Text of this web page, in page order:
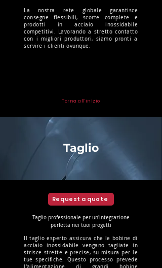
La nostra rete globale garantisce
consegne flessibili, scorte complete e
prodotti in acciaio inossidabile
competitivi. Lavorando a stretto contatto
con i migliori produttori, siamo pronti a
servire i clienti ovunque.
Torna all'inizio
Taglio
Request a quote
Taglio professionale per un'integrazione
perfetta nei tuoi progetti
Il taglio esperto assicura che le bobine di
acciaio inossidabile vengano tagliate in
strisce strette e precise, su misura per le
tue specifiche. Questo processo prevede